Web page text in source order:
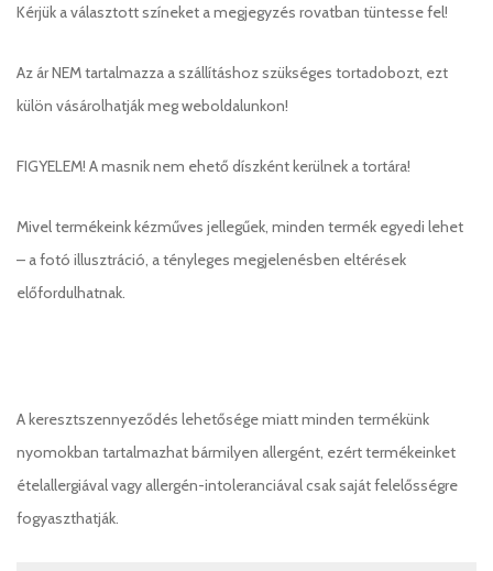
Kérjük a választott színeket a megjegyzés rovatban tüntesse fel!
Az ár NEM tartalmazza a szállításhoz szükséges tortadobozt, ezt
külön vásárolhatják meg weboldalunkon!
FIGYELEM! A masnik nem ehető díszként kerülnek a tortára!
Mivel termékeink kézműves jellegűek, minden termék egyedi lehet
– a fotó illusztráció, a tényleges megjelenésben eltérések
előfordulhatnak.
A keresztszennyeződés lehetősége miatt minden termékünk
nyomokban tartalmazhat bármilyen allergént, ezért termékeinket
ételallergiával vagy allergén-intoleranciával csak saját felelősségre
fogyaszthatják.